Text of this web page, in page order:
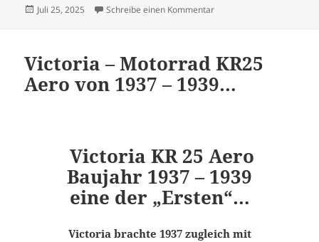
Veröffentlicht
Juli 25, 2025 Schreibe einen Kommentarzu Horch – Tonneau von
Victoria – Motorrad KR25
Aero von 1937 – 1939…
Victoria KR 25 Aero
Baujahr 1937 – 1939
eine der „Ersten“…
Victoria brachte 1937 zugleich mit